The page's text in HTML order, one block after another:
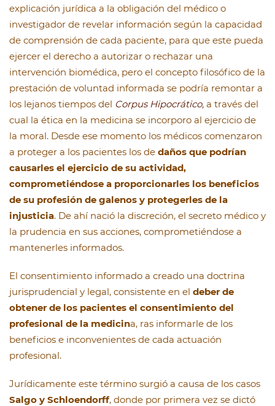
explicación jurídica a la obligación del médico o
investigador de revelar información según la capacidad
de comprensión de cada paciente, para que este pueda
ejercer el derecho a autorizar o rechazar una
intervención biomédica, pero el concepto filosófico de la
prestación de voluntad informada se podría remontar a
los lejanos tiempos del Corpus Hipocrático, a través del
cual la ética en la medicina se incorporo al ejercicio de
la moral. Desde ese momento los médicos comenzaron
a proteger a los pacientes los de daños que podrían
causarles el ejercicio de su actividad,
comprometiéndose a proporcionarles los beneficios
de su profesión de galenos y protegerles de la
injusticia. De ahí nació la discreción, el secreto médico y
la prudencia en sus acciones, comprometiéndose a
mantenerles informados.
El consentimiento informado a creado una doctrina
jurisprudencial y legal, consistente en el deber de
obtener de los pacientes el consentimiento del
profesional de la medicina, ras informarle de los
beneficios e inconvenientes de cada actuación
profesional.
Jurídicamente este término surgió a causa de los casos
Salgo y Schloendorff, donde por primera vez se dictó